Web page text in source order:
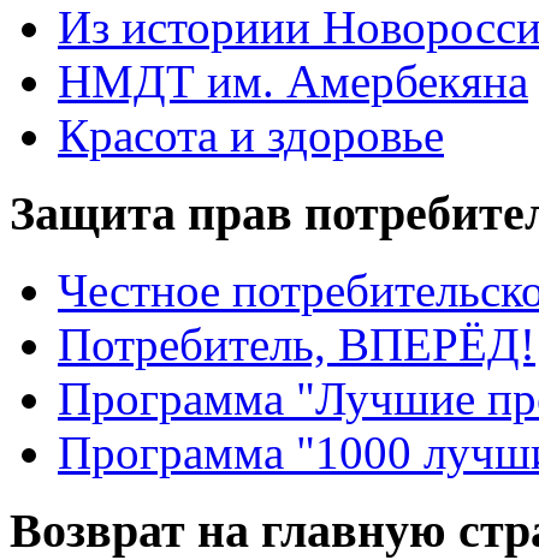
Из историии
НМДТ им. Амербекяна
Красота и здоровье
Защита прав
Честное
Потребитель, ВПЕРЁД!
Программа "Лучшие
Программа "1000
Возврат на главную